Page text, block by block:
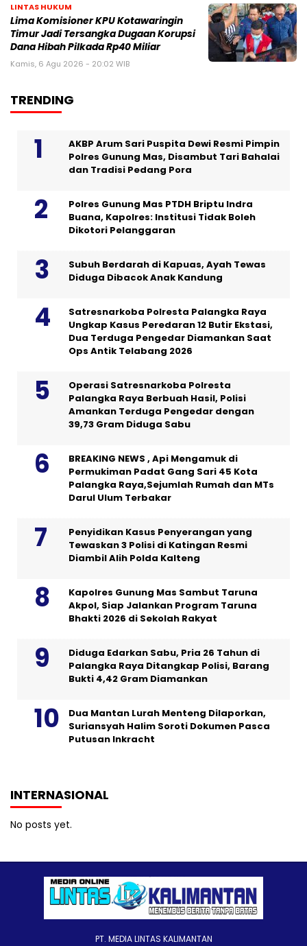
LINTAS HUKUM
Lima Komisioner KPU Kotawaringin
Timur Jadi Tersangka Dugaan Korupsi
Dana Hibah Pilkada Rp40 Miliar
Kamis, 6 Agu 2026 - 20:02 WIB
TRENDING
AKBP Arum Sari Puspita Dewi Resmi Pimpin
Polres Gunung Mas, Disambut Tari Bahalai
dan Tradisi Pedang Pora
Polres Gunung Mas PTDH Briptu Indra
Buana, Kapolres: Institusi Tidak Boleh
Dikotori Pelanggaran
Subuh Berdarah di Kapuas, Ayah Tewas
Diduga Dibacok Anak Kandung
Satresnarkoba Polresta Palangka Raya
Ungkap Kasus Peredaran 12 Butir Ekstasi,
Dua Terduga Pengedar Diamankan Saat
Ops Antik Telabang 2026
Operasi Satresnarkoba Polresta
Palangka Raya Berbuah Hasil, Polisi
Amankan Terduga Pengedar dengan
39,73 Gram Diduga Sabu
BREAKING NEWS , Api Mengamuk di
Permukiman Padat Gang Sari 45 Kota
Palangka Raya,Sejumlah Rumah dan MTs
Darul Ulum Terbakar
Penyidikan Kasus Penyerangan yang
Tewaskan 3 Polisi di Katingan Resmi
Diambil Alih Polda Kalteng
Kapolres Gunung Mas Sambut Taruna
Akpol, Siap Jalankan Program Taruna
Bhakti 2026 di Sekolah Rakyat
Diduga Edarkan Sabu, Pria 26 Tahun di
Palangka Raya Ditangkap Polisi, Barang
Bukti 4,42 Gram Diamankan
Dua Mantan Lurah Menteng Dilaporkan,
Suriansyah Halim Soroti Dokumen Pasca
Putusan Inkracht
INTERNASIONAL
No posts yet.
PT. MEDIA LINTAS KALIMANTAN